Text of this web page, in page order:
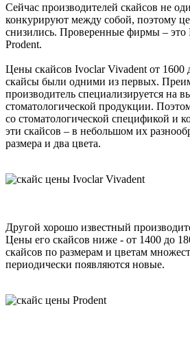
Сейчас производителей скайсов не
конкурируют между собой, поэтому
снизились. Проверенные фирмы – это
Prodent.
Цены скайсов Ivoclar Vivadent от 1600
скайсы были одними из первых.
производитель специализируется на
стоматологической продукции.
со стоматологической спецификой и
эти скайсов – в небольшом их
размера и два цвета.
Другой хорошо известный
Цены его скайсов ниже - от 1400 до
скайсов по размерам и цветам
периодически появляются новые.